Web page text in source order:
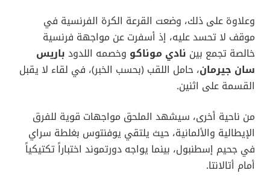
وعلاوة على ذلك، وضعت القرعة الكرة الفرنسية في
موقف لا تحسد عليه، إذ أسفرت عن مواجهة فرنسية
خالصة تجمع بين نادي موناكو وخصمه اللدود باريس
سان جيرمان، حامل اللقب (بحسب الخبر)، في لقاء لا يقبل
القسمة على اثنين.
من ناحية أخرى، سيشهد الملحق مواجهات قوية للفرق
الإيطالية والألمانية، حيث يلتقي يوفنتوس بغلطة سراي
في جحيم إسطنبول، بينما يواجه دورتموند اختباراً تكتيكياً
أمام أتالانتا.